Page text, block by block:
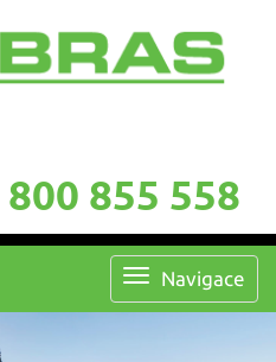
800 855 558
Navigace